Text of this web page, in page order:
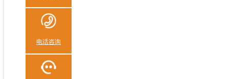
电话咨询